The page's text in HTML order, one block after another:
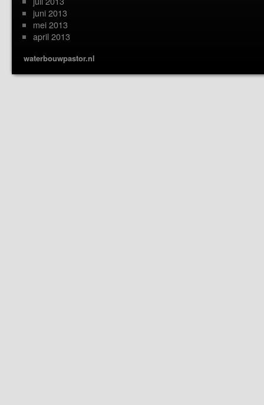
juni 2013
mei 2013
april 2013
waterbouwpastor.nl